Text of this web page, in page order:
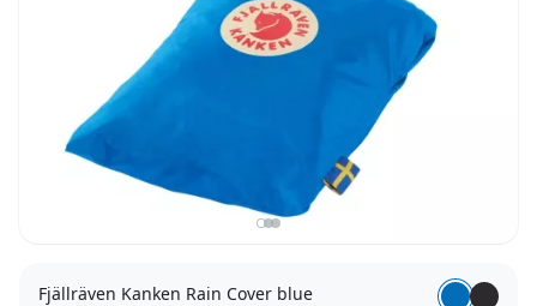
Fjällräven Kanken Rain Cover blue